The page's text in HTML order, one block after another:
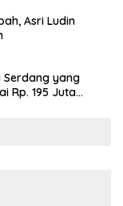
Asri Ludin
Serdang yang
Rp. 195 Juta